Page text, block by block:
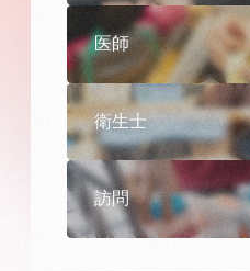
医師
衛生士
訪問